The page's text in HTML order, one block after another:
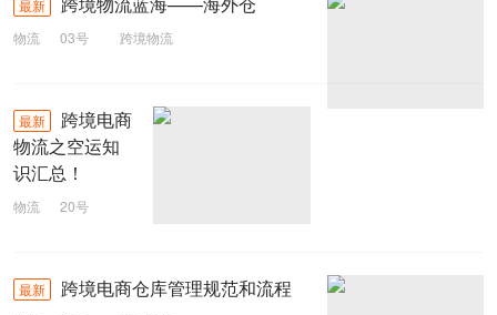
最新
物流 03号 跨境物流
最新
跨境电商
物流之空运知
识汇总！
物流
20号
最新 跨境电商仓库管理规范和流程